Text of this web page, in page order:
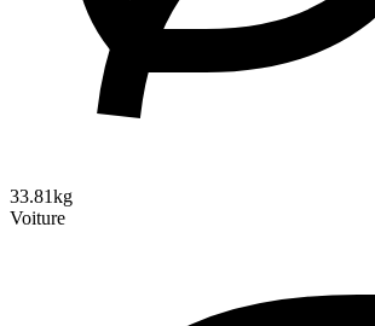
33.81kg
Voiture